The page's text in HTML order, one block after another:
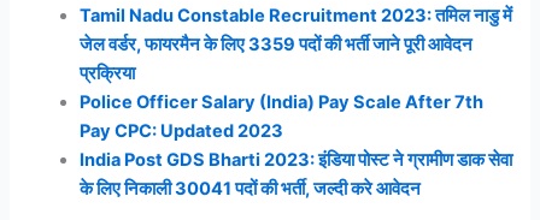
Tamil Nadu Constable Recruitment 2023: तमिल नाडु में
जेल वर्डर, फायरमैन के लिए 3359 पदों की भर्ती जाने पूरी आवेदन
प्रक्रिया
Police Officer Salary (India) Pay Scale After 7th
Pay CPC: Updated 2023
India Post GDS Bharti 2023: इंडिया पोस्ट ने ग्रामीण डाक सेवा
के लिए निकाली 30041 पदों की भर्ती, जल्दी करे आवेदन